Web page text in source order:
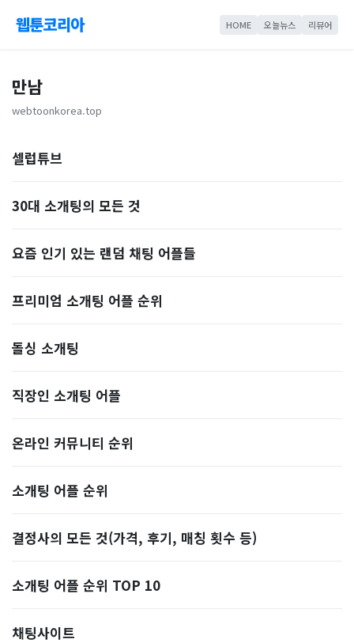
웹툰코리아 HOME 오늘뉴스 리뷰어
만남
webtoonkorea.top
셀럽튜브
30대 소개팅의 모든 것
요즘 인기 있는 랜덤 채팅 어플들
프리미엄 소개팅 어플 순위
돌싱 소개팅
직장인 소개팅 어플
온라인 커뮤니티 순위
소개팅 어플 순위
결정사의 모든 것(가격, 후기, 매칭 횟수 등)
소개팅 어플 순위 TOP 10
​채팅사이트